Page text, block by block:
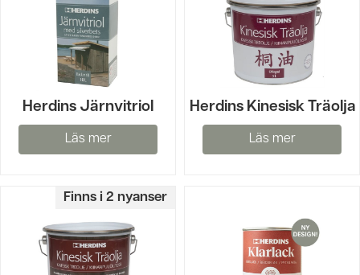
Herdins Järnvitriol
Läs mer
Herdins Kinesisk Träolja
Läs mer
Finns i 2 nyanser